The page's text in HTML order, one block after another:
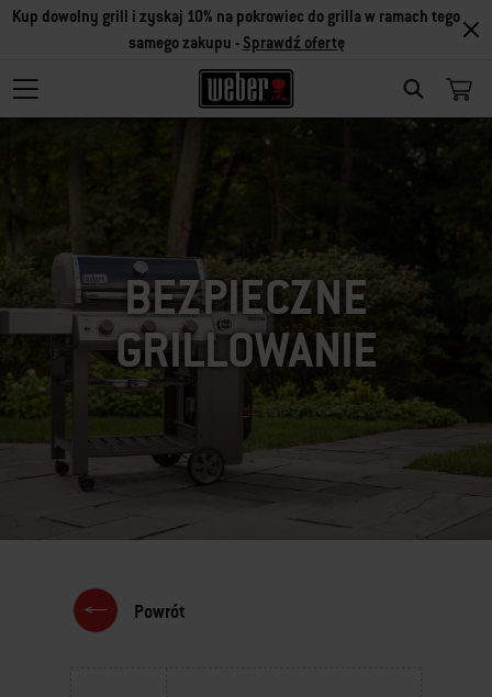
SEARCH
Kup dowolny grill i zyskaj 10% na pokrowiec do grilla w ramach tego
samego zakupu - Sprawdź ofertę
BEZPIECZNE
GRILLOWANIE
Powrót